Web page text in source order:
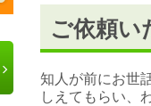
ご依頼い
知人が前にお世
しえてもらい、